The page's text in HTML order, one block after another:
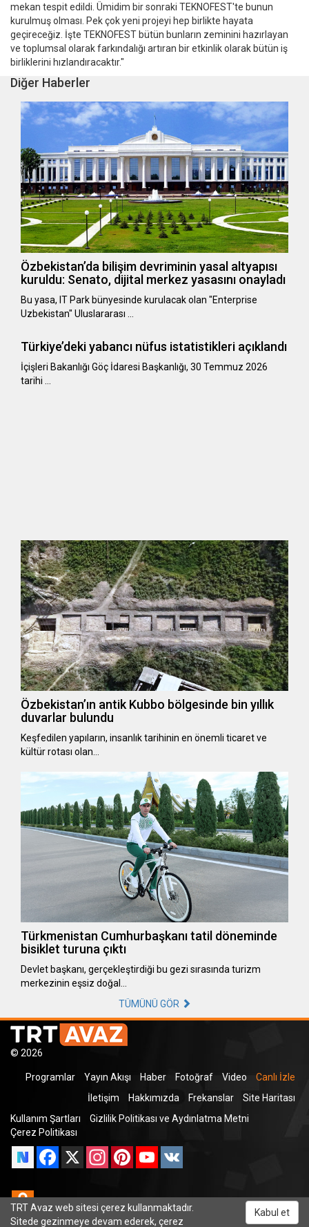
mekan tespit edildi. Ümidim bir sonraki TEKNOFEST'te bunun
kurulmuş olması. Pek çok yeni projeyi hep birlikte hayata
geçireceğiz. İşte TEKNOFEST bütün bunların zeminini hazırlayan
ve toplumsal olarak farkındalığı artıran bir etkinlik olarak bütün iş
birliklerini hızlandıracaktır."
Diğer Haberler
Özbekistan’da bilişim devriminin yasal altyapısı
kuruldu: Senato, dijital merkez yasasını onayladı
Bu yasa, IT Park bünyesinde kurulacak olan "Enterprise
Uzbekistan" Uluslararası …
Türkiye’deki yabancı nüfus istatistikleri açıklandı
​​​​​​​İçişleri Bakanlığı Göç İdaresi Başkanlığı, 30 Temmuz 2026
tarihi …
Özbekistan’ın antik Kubbo bölgesinde bin yıllık
duvarlar bulundu
Keşfedilen yapıların, insanlık tarihinin en önemli ticaret ve
kültür rotası olan…
Türkmenistan Cumhurbaşkanı tatil döneminde
bisiklet turuna çıktı
Devlet başkanı, gerçekleştirdiği bu gezi sırasında turizm
merkezinin eşsiz doğal…
TÜMÜNÜ GÖR
© 2026
Programlar Yayın Akışı Haber Fotoğraf Video
Canlı İzle
İletişim
Hakkımızda Frekanslar
Site Haritası
Kullanım Şartları
Gizlilik Politikası ve Aydınlatma Metni
Çerez Politikası
Facebook
X InstagramPinterestYouTube
Odnoklassniki
TRT Avaz web sitesi çerez kullanmaktadır.
Sitede gezinmeye devam ederek, çerez
Kabul et